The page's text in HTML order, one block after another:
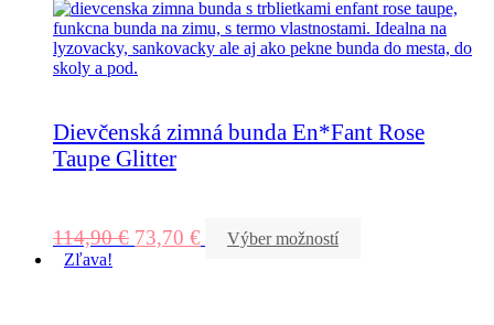
Dievčenská zimná bunda En*Fant Rose
Taupe Glitter
114,90€ 73,70 €
Výber možností
Zľava!